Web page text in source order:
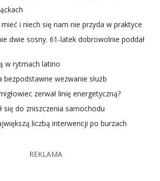
i niech się nam nie przyda w praktyce
dwie sosny. 61-latek dobrowolnie poddał
w rytmach latino
bezpodstawne wezwanie służb
zerwał linię energetyczną?
się do zniszczenia samochodu
liczbą interwencji po burzach
REKLAMA